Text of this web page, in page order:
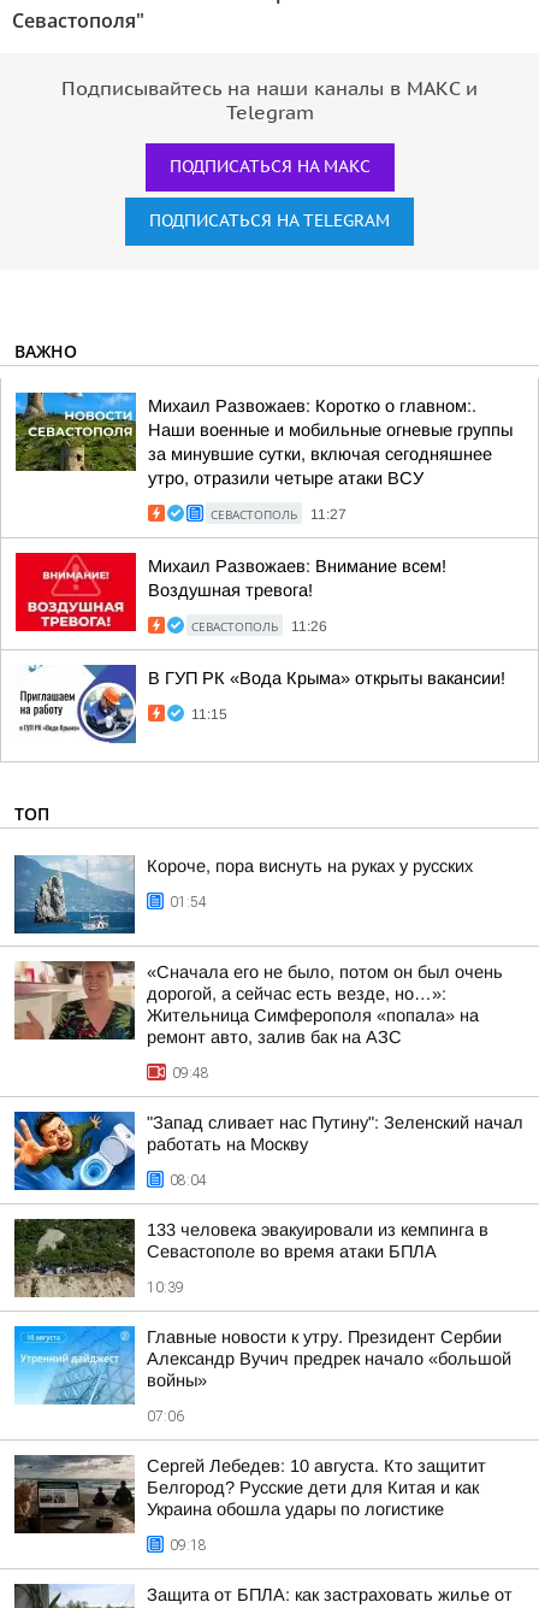
Севастополя"
Подписывайтесь на наши каналы в МАКС и
Telegram
ПОДПИСАТЬСЯ НА МАКС
ПОДПИСАТЬСЯ НА TELEGRAM
ВАЖНО
Михаил Развожаев: Коротко о главном:.
Наши военные и мобильные огневые группы
за минувшие сутки, включая сегодняшнее
утро, отразили четыре атаки ВСУ
СЕВАСТОПОЛЬ 11:27
Михаил Развожаев: Внимание всем!
Воздушная тревога!
СЕВАСТОПОЛЬ 11:26
В ГУП РК «Вода Крыма» открыты вакансии!
11:15
ТОП
Короче, пора виснуть на руках у русских
01:54
«Сначала его не было, потом он был очень
дорогой, а сейчас есть везде, но…»:
Жительница Симферополя «попала» на
ремонт авто, залив бак на АЗС
09:48
"Запад сливает нас Путину": Зеленский начал
работать на Москву
08:04
133 человека эвакуировали из кемпинга в
Севастополе во время атаки БПЛА
10:39
Главные новости к утру. Президент Сербии
Александр Вучич предрек начало «большой
войны»
07:06
Сергей Лебедев: 10 августа. Кто защитит
Белгород? Русские дети для Китая и как
Украина обошла удары по логистике
09:18
Защита от БПЛА: как застраховать жилье от